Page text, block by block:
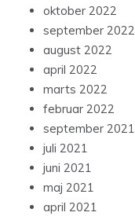
oktober 2022
september 2022
august 2022
april 2022
marts 2022
februar 2022
september 2021
juli 2021
juni 2021
maj 2021
april 2021